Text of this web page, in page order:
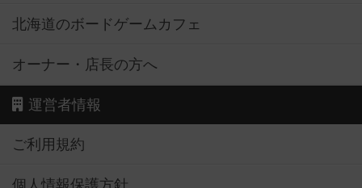
北海道のボードゲームカフェ
オーナー・店長の方へ
運営者情報
ご利用規約
個人情報保護方針